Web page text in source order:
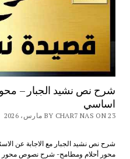
شرح نص نشيد الجبار –
اساسي
BY CHAR7 NAS ON 23 مارس، 2026